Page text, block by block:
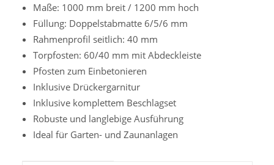
Maße: 1000 mm breit / 1200 mm hoch
Füllung: Doppelstabmatte 6/5/6 mm
Rahmenprofil seitlich: 40 mm
Torpfosten: 60/40 mm mit Abdeckleiste
Pfosten zum Einbetonieren
Inklusive Drückergarnitur
Inklusive komplettem Beschlagset
Robuste und langlebige Ausführung
Ideal für Garten- und Zaunanlagen